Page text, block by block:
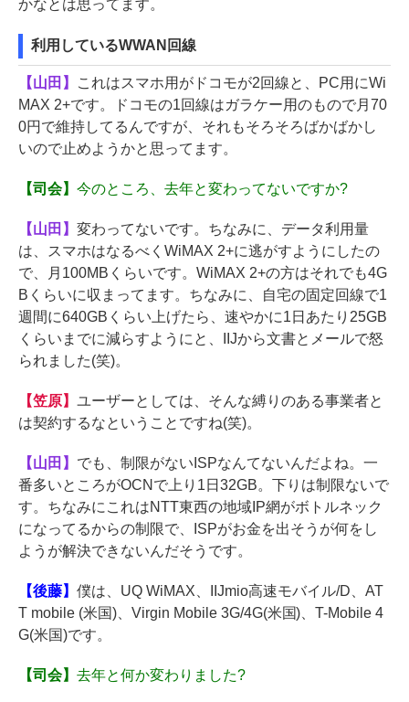
かなとは思ってます。
利用しているWWAN回線
【山田】
これはスマホ用がドコモが2回線と、PC用にWi
MAX 2+です。ドコモの1回線はガラケー用のもので月70
0円で維持してるんですが、それもそろそろばかばかし
いので止めようかと思ってます。
【司会】 今のところ、去年と変わってないですか?
【山田】 変わってないです。ちなみに、データ利用量
は、スマホはなるべくWiMAX 2+に逃がすようにしたの
で、月100MBくらいです。WiMAX 2+の方はそれでも4G
Bくらいに収まってます。ちなみに、自宅の固定回線で1
週間に640GBくらい上げたら、速やかに1日あたり25GB
くらいまでに減らすようにと、IIJから文書とメールで怒
られました(笑)。
【笠原】 ユーザーとしては、そんな縛りのある事業者と
は契約するなということですね(笑)。
【山田】 でも、制限がないISPなんてないんだよね。一
番多いところがOCNで上り1日32GB。下りは制限ないで
す。ちなみにこれはNTT東西の地域IP網がボトルネック
になってるからの制限で、ISPがお金を出そうが何をし
ようが解決できないんだそうです。
【後藤】 僕は、UQ WiMAX、IIJmio高速モバイル/D、AT
T mobile (米国)、Virgin Mobile 3G/4G(米国)、T-Mobile 4
G(米国)です。
【司会】 去年と何か変わりました?